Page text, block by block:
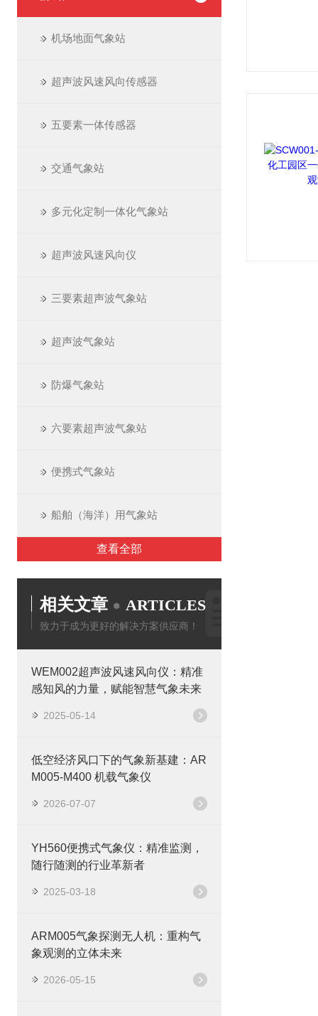
机场地面气象站
超声波风速风向传感器
五要素一体传感器
交通气象站
多元化定制一体化气象站
超声波风速风向仪
三要素超声波气象站
超声波气象站
防爆气象站
六要素超声波气象站
便携式气象站
船舶（海洋）用气象站
查看全部
相关文章 ARTICLES
致力于成为更好的解决方案供应商！
WEM002超声波风速风向仪：精准
感知风的力量，赋能智慧气象未来
2025-05-14
低空经济风口下的气象新基建：AR
M005-M400 机载气象仪
2026-07-07
YH560便携式气象仪：精准监测，
随行随测的行业革新者
2025-03-18
ARM005气象探测无人机：重构气
象观测的立体未来
2026-05-15